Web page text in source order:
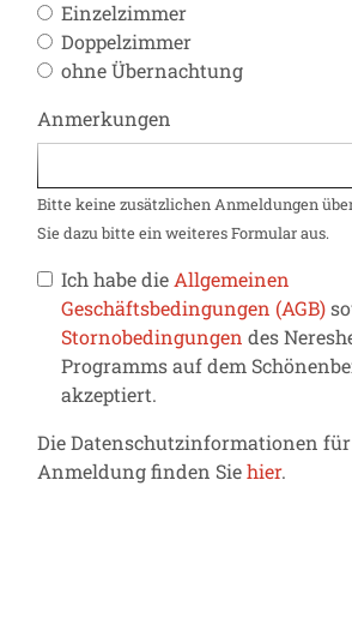
Einzelzimmer
Doppelzimmer
ohne Übernachtung
Anmerkungen
Bitte keine zusätzlichen Anmeldungen
Sie dazu bitte ein weiteres Formular aus.
Ich habe die Allgemeinen
Geschäftsbedingungen (AGB)
Stornobedingungen des
Programms auf dem
akzeptiert.
Die Datenschutzinformationen
Anmeldung finden Siehier.